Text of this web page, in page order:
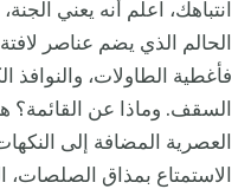
انتباهك، اعلم أنه يعني
الحالم الذي يضم عناصر
فأغطية الطاولات، والنوافذ
السقف. وماذا عن القائمة؟
العصرية المضافة إلى
الاستمتاع بمذاق الصلصات،